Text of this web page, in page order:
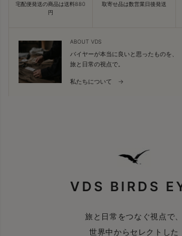
宅配便発送の商品は送料880
円
取寄せ品は数営業日後発送
ABOUT VDS
バイヤーが本当に良いと思ったものを、
旅と日常の視点で。
私たちについて →
VDS BIRDS
旅と日常をつなぐ視点で、
世界中からセレクトした